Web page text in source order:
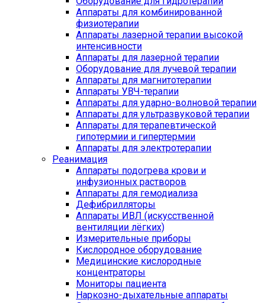
Аппараты для комбинированной
физиотерапии
Аппараты лазерной терапии высокой
интенсивности
Аппараты для лазерной терапии
Оборудование для лучевой терапии
Аппараты для магнитотерапии
Аппараты УВЧ-терапии
Аппараты для ударно-волновой терапии
Аппараты для ультразвуковой терапии
Аппараты для терапевтической
гипотермии и гипертермии
Аппараты для электротерапии
Реанимация
Аппараты подогрева крови и
инфузионных растворов
Аппараты для гемодиализа
Дефибрилляторы
Аппараты ИВЛ (искусственной
вентиляции лёгких)
Измерительные приборы
Кислородное оборудование
Медицинские кислородные
концентраторы
Мониторы пациента
Наркозно-дыхательные аппараты